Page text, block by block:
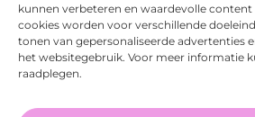
kunnen verbeteren en waardevolle content
cookies worden voor verschillende
tonen van gepersonaliseerde advertenties
het websitegebruik. Voor meer informatie
raadplegen.
Een high class escortbureau dat luxe
Goed artikel? Deel hem dan op:
Share on Facebook Share on
LinkedIn Share